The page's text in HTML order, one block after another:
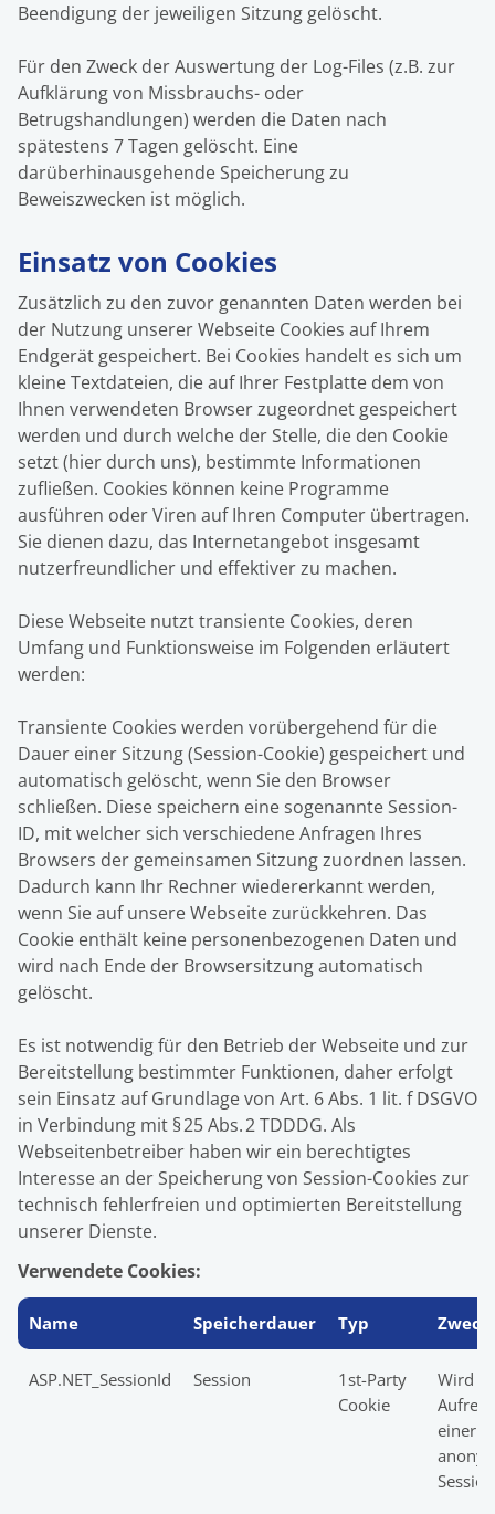
Beendigung der jeweiligen Sitzung gelöscht.
Für den Zweck der Auswertung der Log-Files (z.B. zur
Aufklärung von Missbrauchs- oder
Betrugshandlungen) werden die Daten nach
spätestens 7 Tagen gelöscht. Eine
darüberhinausgehende Speicherung zu
Beweiszwecken ist möglich.
Einsatz von Cookies
Zusätzlich zu den zuvor genannten Daten werden bei
der Nutzung unserer Webseite Cookies auf Ihrem
Endgerät gespeichert. Bei Cookies handelt es sich um
kleine Textdateien, die auf Ihrer Festplatte dem von
Ihnen verwendeten Browser zugeordnet gespeichert
werden und durch welche der Stelle, die den Cookie
setzt (hier durch uns), bestimmte Informationen
zufließen. Cookies können keine Programme
ausführen oder Viren auf Ihren Computer übertragen.
Sie dienen dazu, das Internetangebot insgesamt
nutzerfreundlicher und effektiver zu machen.
Diese Webseite nutzt transiente Cookies, deren
Umfang und Funktionsweise im Folgenden erläutert
werden:
Transiente Cookies werden vorübergehend für die
Dauer einer Sitzung (Session-Cookie) gespeichert und
automatisch gelöscht, wenn Sie den Browser
schließen. Diese speichern eine sogenannte Session-
ID, mit welcher sich verschiedene Anfragen Ihres
Browsers der gemeinsamen Sitzung zuordnen lassen.
Dadurch kann Ihr Rechner wiedererkannt werden,
wenn Sie auf unsere Webseite zurückkehren. Das
Cookie enthält keine personenbezogenen Daten und
wird nach Ende der Browsersitzung automatisch
gelöscht.
Es ist notwendig für den Betrieb der Webseite und zur
Bereitstellung bestimmter Funktionen, daher erfolgt
sein Einsatz auf Grundlage von Art. 6 Abs. 1 lit. f DSGVO
in Verbindung mit § 25 Abs. 2 TDDDG. Als
Webseitenbetreiber haben wir ein berechtigtes
Interesse an der Speicherung von Session-Cookies zur
technisch fehlerfreien und optimierten Bereitstellung
unserer Dienste.
Verwendete Cookies:
Name Speicherdauer Typ Zweck
ASP.NET_SessionId Session
1st-Party
Cookie
Wird
einer